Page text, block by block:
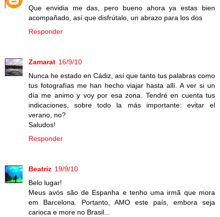
Que envidia me das, pero bueno ahora ya estas bien
acompañado, así que disfrútalo, un abrazo para los dos
Responder
Zamarat 16/9/10
Nunca he estado en Cádiz, así que tanto tus palabras como
tus fotografías me han hecho viajar hasta allí. A ver si un
día me animo y voy por esa zona. Tendré en cuenta tus
indicaciones, sobre todo la más importante: evitar el
verano, no?
Saludos!
Responder
Beatriz 19/9/10
Belo lugar!
Meus avós são de Espanha e tenho uma irmã que mora
em Barcelona. Portanto, AMO este país, embora seja
carioca e more no Brasil...